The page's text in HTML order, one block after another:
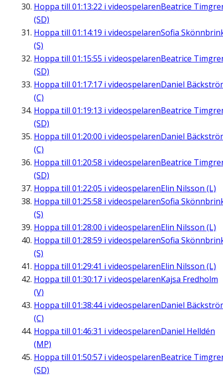
Hoppa till 01:13:22 i videospelarenBeatrice
(SD)
Hoppa till 01:14:19 i videospelarenSofia
(S)
Hoppa till 01:15:55 i videospelarenBeatrice
(SD)
Hoppa till 01:17:17 i videospelarenDaniel
(C)
Hoppa till 01:19:13 i videospelarenBeatrice
(SD)
Hoppa till 01:20:00 i videospelarenDaniel
(C)
Hoppa till 01:20:58 i videospelarenBeatrice
(SD)
Hoppa till 01:22:05 i videospelarenElin Nilsson (L)
Hoppa till 01:25:58 i videospelarenSofia
(S)
Hoppa till 01:28:00 i videospelarenElin Nilsson (L)
Hoppa till 01:28:59 i videospelarenSofia
(S)
Hoppa till 01:29:41 i videospelarenElin Nilsson (L)
Hoppa till 01:30:17 i videospelarenKajsa Fredholm
(V)
Hoppa till 01:38:44i videospelarenDaniel
(C)
Hoppa till 01:46:31 i videospelarenDaniel Helldén
(MP)
Hoppa till 01:50:57 i videospelarenBeatrice
(SD)